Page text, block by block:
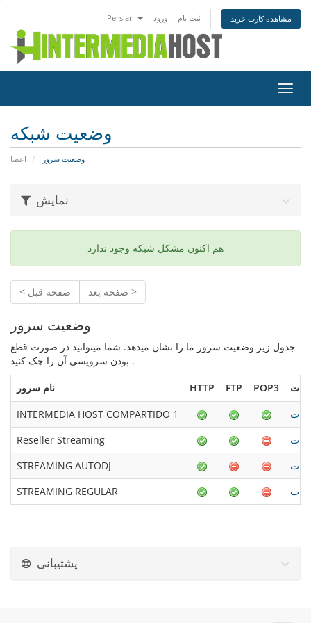
Persian ورود ثبت نام مشاهده کارت خرید
تغییر
وضعیت شبکه
اعضا وضعیت سرور
نمایش
هم اکنون مشکل شبکه وجود ندارد
< صفحه قبل صفحه بعد >
وضعیت سرور
جدول زیر وضعیت سرور ما را نشان میدهد. شما میتوانید در صورت قطع
بودن سرویسی آن را چک کنید .
نام سرور HTTP FTP
POP3
INTERMEDIA HOST COMPARTIDO 1
Reseller Streaming
STREAMING AUTODJ
STREAMING REGULAR
پشتیبانی